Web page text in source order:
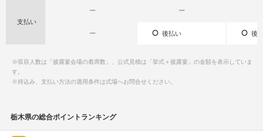
支払い
ー ー
ー 後払い 後
※収容人数は「披露宴会場の着席数」、公式見積は「挙式＋披露宴」の金額を表示していま
す。
※持込み、支払い方法の適用条件は式場へお問合せください。
栃木県の総合ポイントランキング